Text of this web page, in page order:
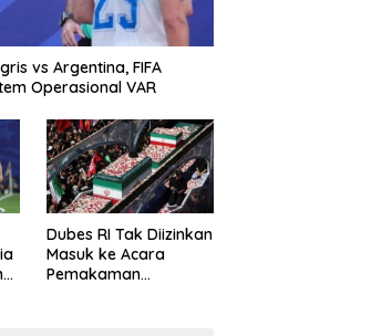
vs Argentina, FIFA
Operasional VAR
Dubes RI Tak Diizinkan
Masuk ke Acara
Pemakaman